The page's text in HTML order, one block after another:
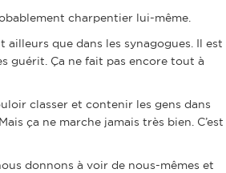
charpentier lui-même.
que dans les synagogues. Il est
guérit. Ça ne fait pas encore tout à
classer et contenir les gens dans
ça ne marche jamais très bien. C’est
donnons à voir de nous-mêmes et